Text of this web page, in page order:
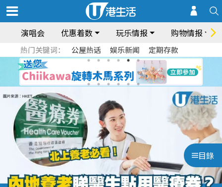
演唱会 优惠着数 玩乐情报 购物情报
热门关键词： 公屋热话 娱乐新闻 定期存款
目錄